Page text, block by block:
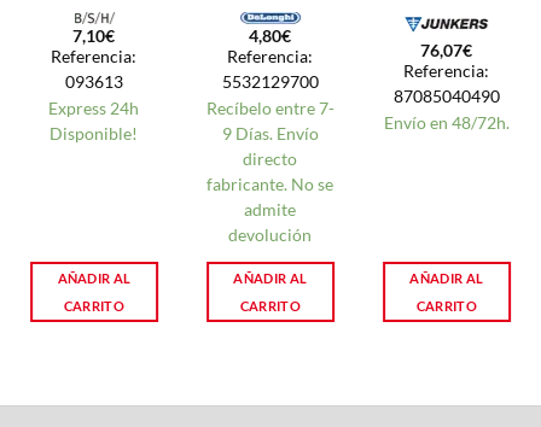
7,10€
Referencia:
093613
Express 24h
Disponible!
AÑADIR AL
CARRITO
4,80€
Referencia:
5532129700
Recíbelo entre 7-
9 Días. Envío
directo
fabricante. No se
admite
devolución
AÑADIR AL
CARRITO
76,07€
Referencia:
87085040490
Envío en 48/72h.
AÑADIR AL
CARRITO